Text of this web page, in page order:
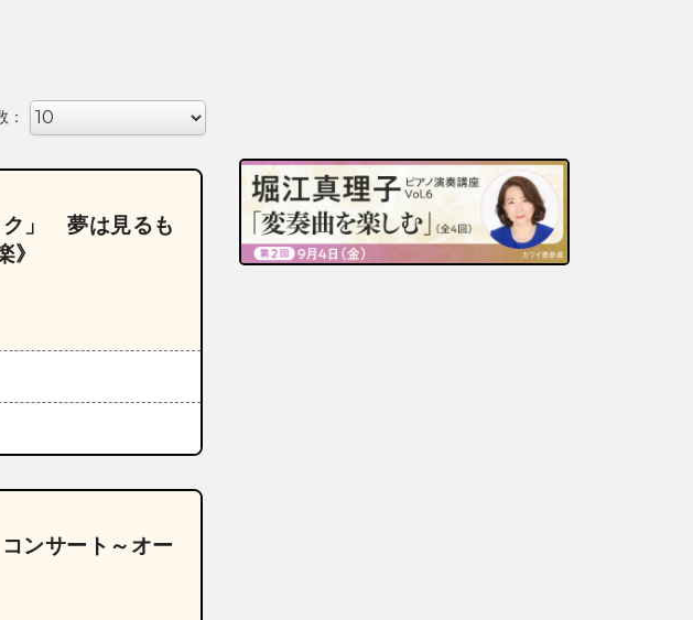
：
」 夢は見るも
》
ンサート～オー